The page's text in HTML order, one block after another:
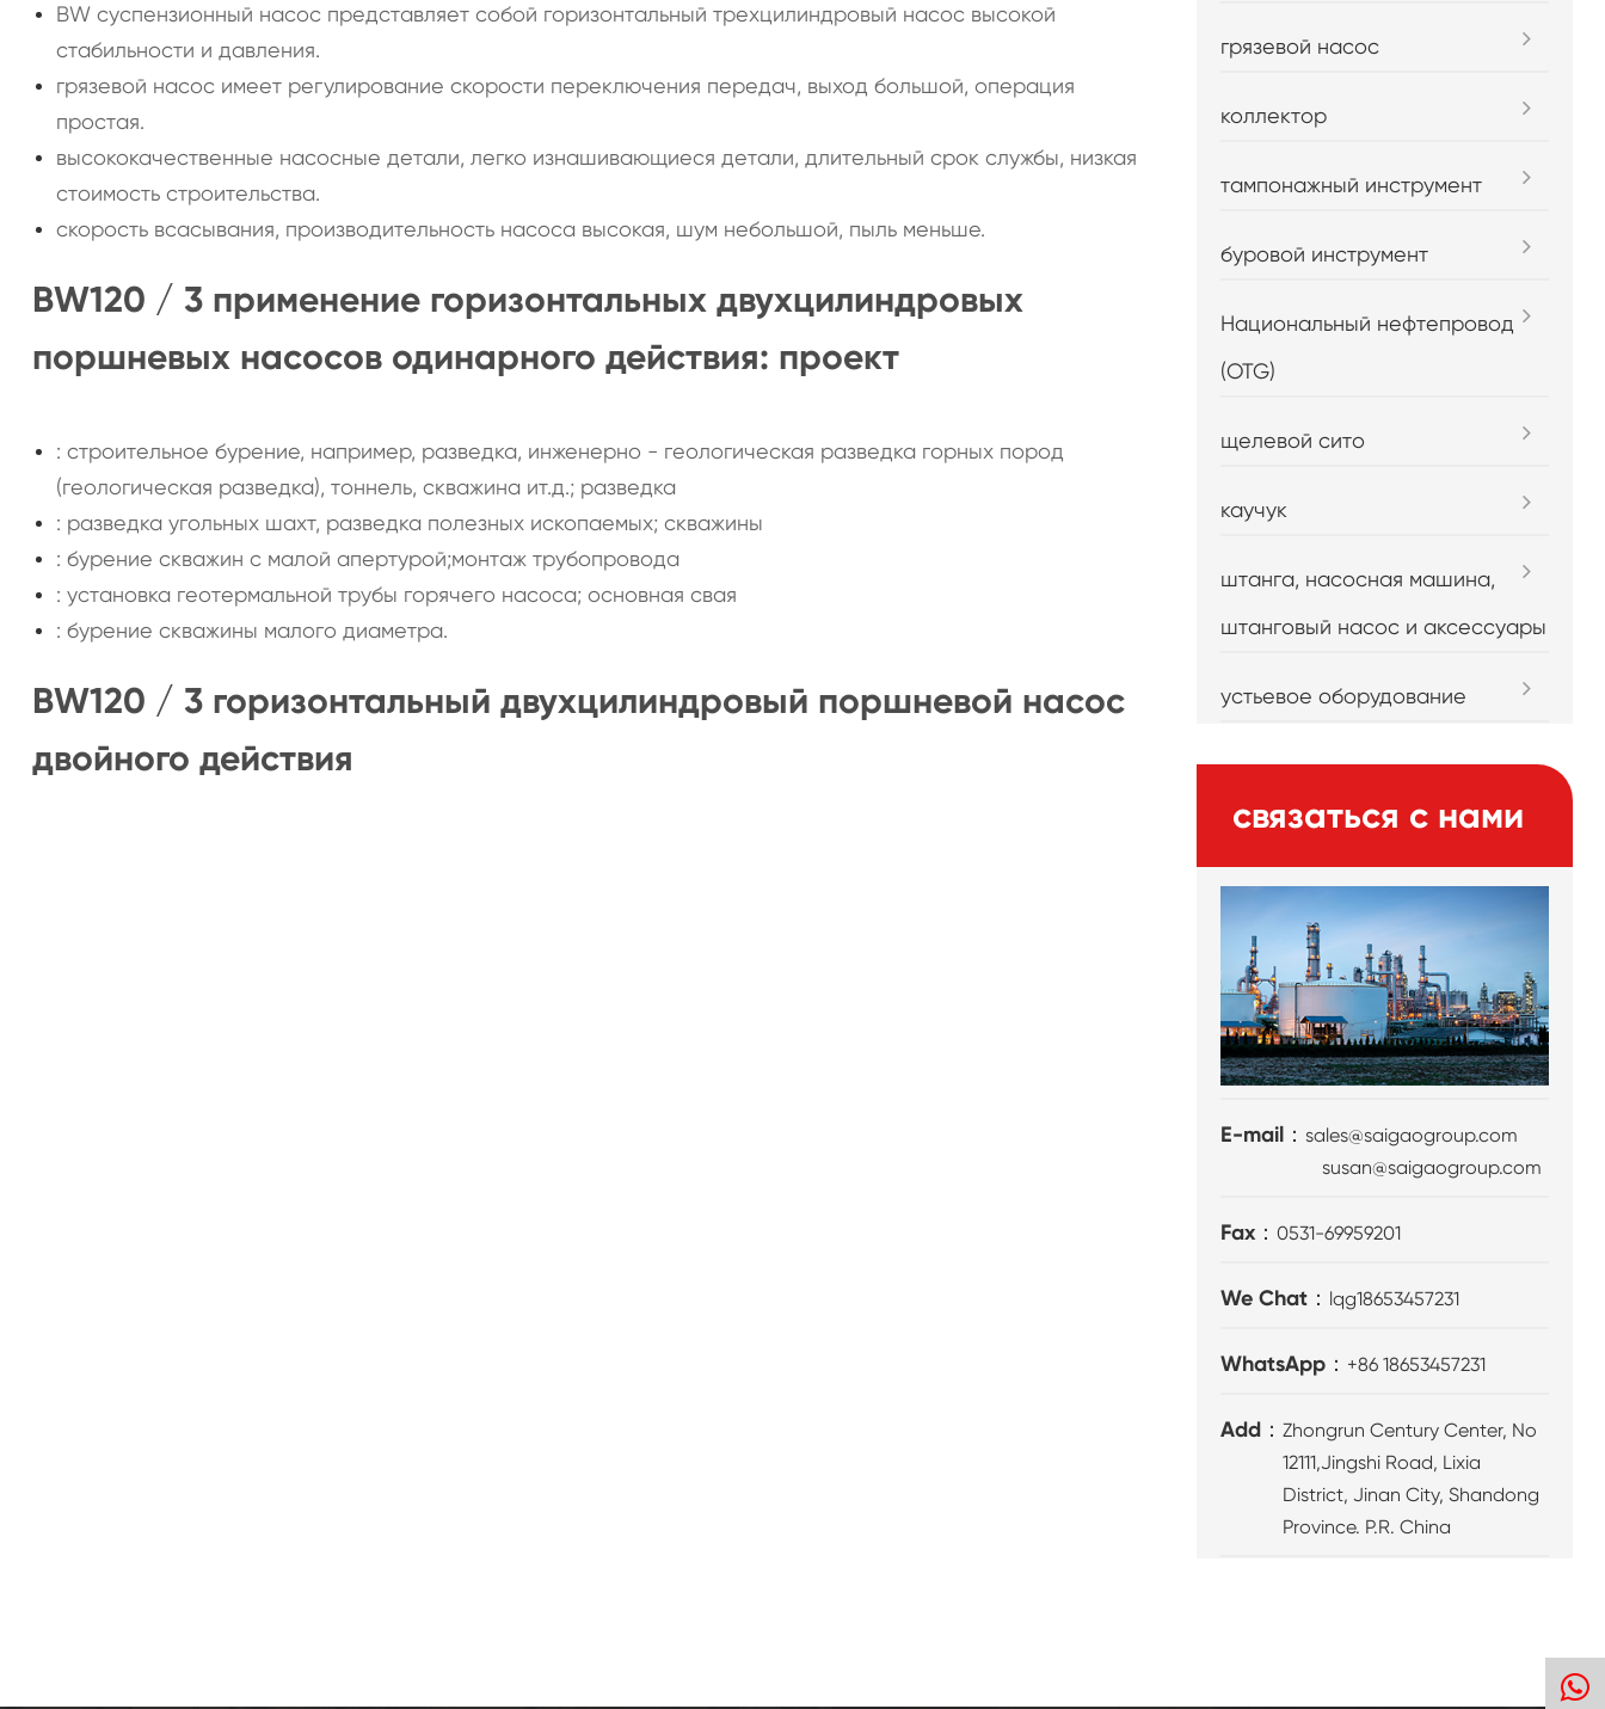
BW суспензионный насос представляет собой горизонтальный трехцилиндровый насос высокой
стабильности и давления.
грязевой насос имеет регулирование скорости переключения передач, выход большой, операция
простая.
высококачественные насосные детали, легко изнашивающиеся детали, длительный срок службы, низкая
стоимость строительства.
скорость всасывания, производительность насоса высокая, шум небольшой, пыль меньше.
BW120 / 3 применение горизонтальных двухцилиндровых
поршневых насосов одинарного действия: проект
: строительное бурение, например, разведка, инженерно - геологическая разведка горных пород
(геологическая разведка), тоннель, скважина ит.д.; разведка
: разведка угольных шахт, разведка полезных ископаемых; скважины
: бурение скважин с малой апертурой;монтаж трубопровода
: установка геотермальной трубы горячего насоса; основная свая
: бурение скважины малого диаметра.
BW120 / 3 горизонтальный двухцилиндровый поршневой насос
двойного действия
грязевой насос
коллектор
тампонажный инструмент
буровой инструмент
Национальный нефтепровод
(OTG)
щелевой сито
каучук
штанга, насосная машина,
штанговый насос и аксессуары
устьевое оборудование
связаться с нами
E-mail：sales@saigaogroup.com
susan@saigaogroup.com
Fax：0531-69959201
We Chat： lqg18653457231
WhatsApp： +86 18653457231
Add：Zhongrun Century Center, No
12111,Jingshi Road, Lixia
District, Jinan City, Shandong
Province. P.R. China